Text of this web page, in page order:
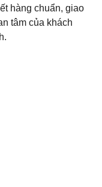
hàng chuẩn, giao
tâm của khách